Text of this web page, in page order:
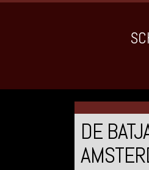
DE